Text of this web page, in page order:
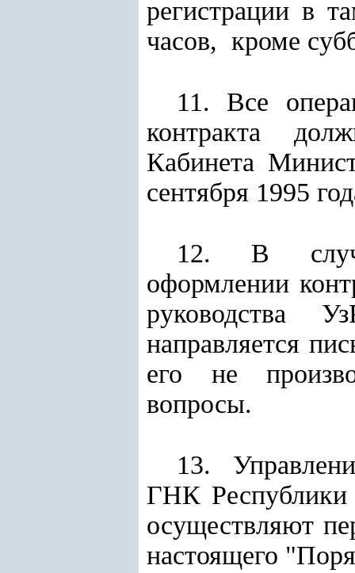
регистрации в
часов, кроме
11. Все
контракта
Кабинета
сентября 1995
12. В
оформлении
руководства
направляется
его не
вопросы.
13.
ГНК
осуществляют
настоящего